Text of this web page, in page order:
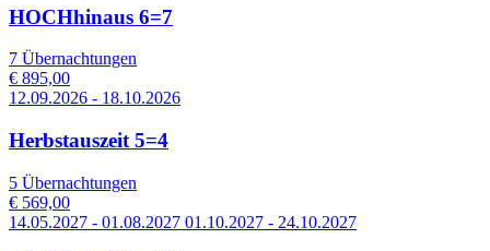
HOCHhinaus 6=7
7 Übernachtungen
€ 895,00
12.09.2026 - 18.10.2026
Herbstauszeit 5=4
5 Übernachtungen
€ 569,00
14.05.2027 - 01.08.2027 01.10.2027 - 24.10.2027